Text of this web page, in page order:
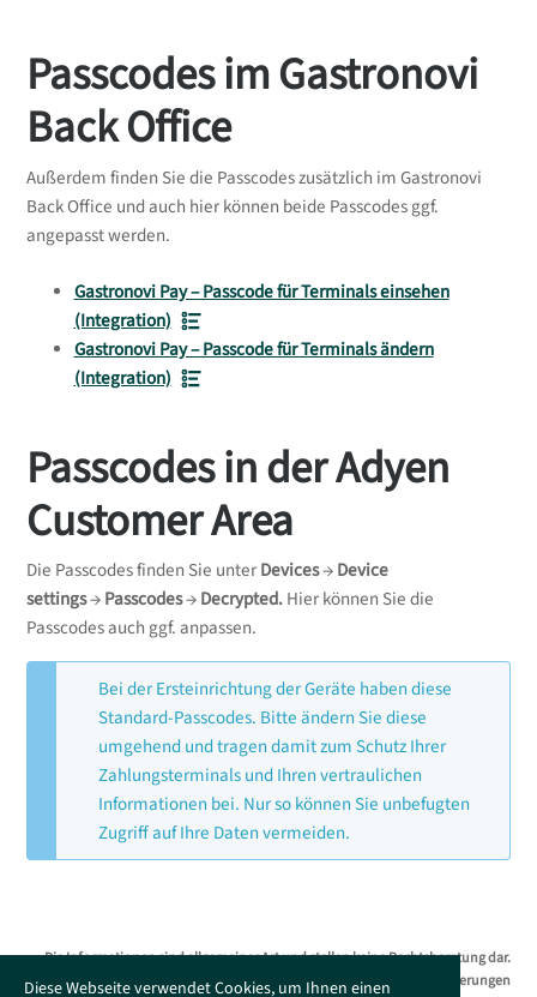
Diese Webseite verwendet Cookies, um Ihnen einen
Passcodes im Gastronovi
Back Office
Außerdem finden Sie die Passcodes zusätzlich im Gastronovi
Back Office und auch hier können beide Passcodes ggf.
angepasst werden.
Gastronovi Pay – Passcode für Terminals einsehen
(Integration)
Gastronovi Pay – Passcode für Terminals ändern
(Integration)
Passcodes in der Adyen
Customer Area
Die Passcodes finden Sie unterDevices→Device
settings→Passcodes→Decrypted.Hier können Sie die
Passcodes auch ggf. anpassen.
Bei der Ersteinrichtung der Geräte haben diese
Standard-Passcodes. Bitte ändern Sie diese
umgehend und tragen damit zum Schutz Ihrer
Zahlungsterminals und Ihren vertraulichen
Informationen bei. Nur so können Sie unbefugten
Zugriff auf Ihre Daten vermeiden.
Die Informationen sind allgemeiner Art und stellen keine Rechtsberatung dar.
Das Supportportal erhebt keinen Anspruch auf Vollständigkeit. Änderungen